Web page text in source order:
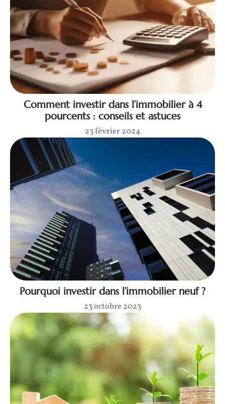
Comment investir dans l’immobilier à 4
pourcents : conseils et astuces
23 février 2024
Pourquoi investir dans l’immobilier neuf ?
23 octobre 2023